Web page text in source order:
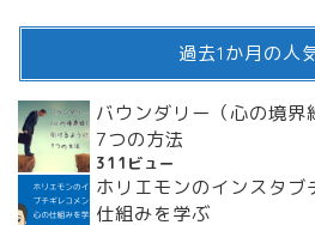
過去1か月の人
バウンダリー（心の境
7つの方法
311ビュー
ホリエモンのインスタ
仕組みを学ぶ